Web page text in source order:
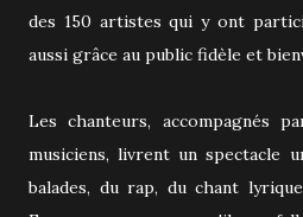
des 150 artistes qui y ont
aussi grâce au public fidèle et
Les chanteurs, accompagnés
musiciens, livrent un spectacle
balades, du rap, du chant